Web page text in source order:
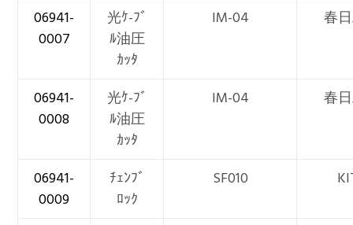
06941-
0007
光ｹ-ﾌﾞ
ﾙ油圧
ｶｯﾀ
IM-04 春
06941-
0008
光ｹ-ﾌﾞ
ﾙ油圧
ｶｯﾀ
IM-04 春
06941-
0009
ﾁｪﾝﾌﾞ
ﾛｯｸ
SF010